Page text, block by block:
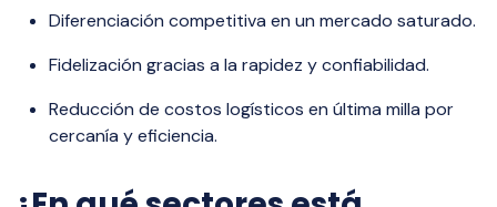
Diferenciación competitiva en un mercado saturado.
Fidelización gracias a la rapidez y confiabilidad.
Reducción de costos logísticos en última milla por
cercanía y eficiencia.